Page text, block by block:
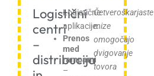
Logistični
centri
–
distribucija
Logistične
aplikacije:
Prenos
med
rampami
–
Četveroškarjaste
mize
omogočajo
dvigovanje
tovora